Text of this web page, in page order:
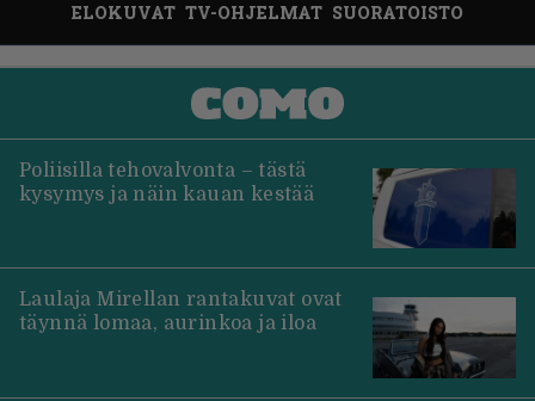
ELOKUVAT TV-OHJELMAT SUORATOISTO
Poliisilla tehovalvonta – tästä
kysymys ja näin kauan kestää
Laulaja Mirellan rantakuvat ovat
täynnä lomaa, aurinkoa ja iloa